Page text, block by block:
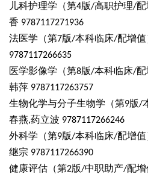
儿科护理学（第4版/高职护理/配
香 9787117271936
法医学（第7版/本科临床/配增值
9787117266635
医学影像学（第8版/本科临床/配
韩萍 9787117263757
生物化学与分子生物学（第9版/
春燕,药立波 9787117266246
外科学（第9版/本科临床/配增值
继宗 9787117266390
健康评估（第2版/中职助产/配增